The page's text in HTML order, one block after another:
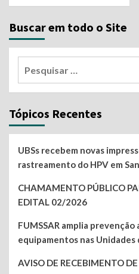
Buscar em todo o Site
Tópicos Recentes
UBSs recebem novas
rastreamento do HPV em
CHAMAMENTO PÚBLICO
EDITAL 02/2026
FUMSSAR amplia
equipamentos nas Unidades
AVISO DE RECEBIMENTO